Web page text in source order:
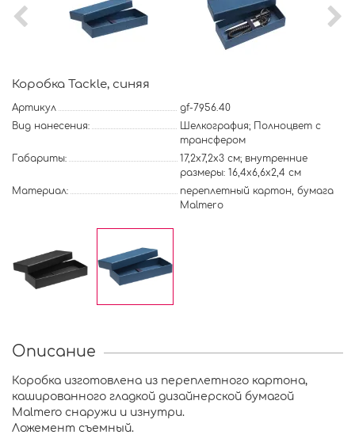
Коробка Tackle, синяя
Артикул
gf-7956.40
Вид нанесения:
Шелкография; Полноцвет с
трансфером
Габариты:
17,2х7,2х3 см; внутренние
размеры: 16,4x6,6x2,4 см
Материал:
переплетный картон, бумага
Malmero
Описание
Коробка изготовлена из переплетного картона,
кашированного гладкой дизайнерской бумагой
Malmero снаружи и изнутри.
Ложемент съемный.